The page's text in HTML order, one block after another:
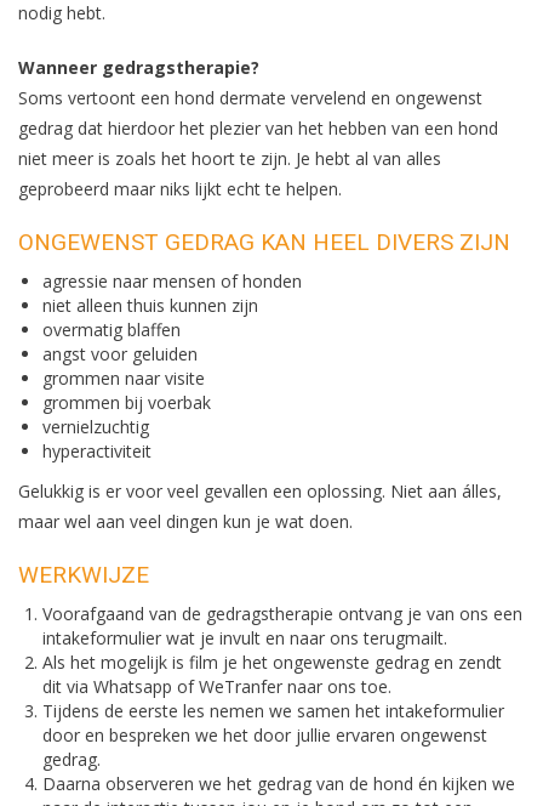
nodig hebt.
Wanneer gedragstherapie?
Soms vertoont een hond dermate vervelend en ongewenst
gedrag dat hierdoor het plezier van het hebben van een hond
niet meer is zoals het hoort te zijn. Je hebt al van alles
geprobeerd maar niks lijkt echt te helpen.
ONGEWENST GEDRAG KAN HEEL DIVERS ZIJN
agressie naar mensen of honden
niet alleen thuis kunnen zijn
overmatig blaffen
angst voor geluiden
grommen naar visite
grommen bij voerbak
vernielzuchtig
hyperactiviteit
Gelukkig is er voor veel gevallen een oplossing. Niet aan álles,
maar wel aan veel dingen kun je wat doen.
WERKWIJZE
Voorafgaand van de gedragstherapie ontvang je van ons een
intakeformulier wat je invult en naar ons terugmailt.
Als het mogelijk is film je het ongewenste gedrag en zendt
dit via Whatsapp of WeTranfer naar ons toe.
Tijdens de eerste les nemen we samen het intakeformulier
door en bespreken we het door jullie ervaren ongewenst
gedrag.
Daarna observeren we het gedrag van de hond én kijken we